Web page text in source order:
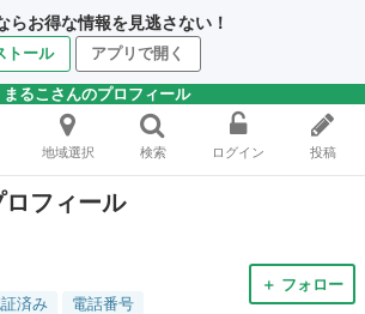
らお得な情報を見逃さない！
トール アプリで開く
まるこさんのプロフィール
地域選択 検索 ログイン 投稿
ロフィール
済み 電話番号
＋ フォロー